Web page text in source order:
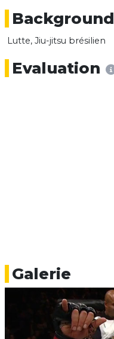
Background
Lutte, Jiu-jitsu brésilien
Evaluation
Galerie